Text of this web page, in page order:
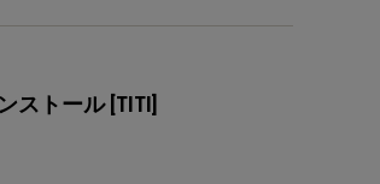
ストール [TITI]